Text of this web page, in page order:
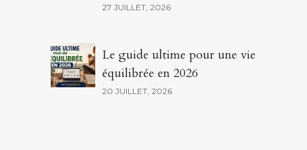
27 JUILLET, 2026
Le guide ultime pour une vie
équilibrée en 2026
20 JUILLET, 2026